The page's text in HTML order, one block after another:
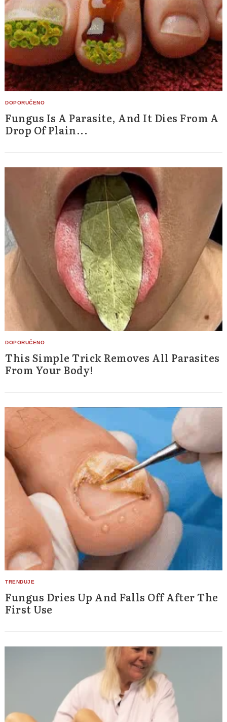
Fungus Is A Parasite, And It Dies From A
Drop Of Plain...
This Simple Trick Removes All Parasites
From Your Body!
Fungus Dries Up And Falls Off After The
First Use